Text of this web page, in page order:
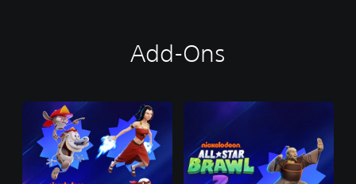
Add-Ons